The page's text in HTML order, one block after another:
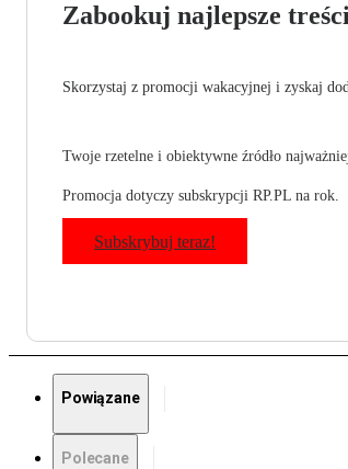
Zabookuj najlepsze
Skorzystaj z promocji wakacyjnej i zyskaj
Twoje rzetelne i obiektywne źródło
Promocja dotyczy subskrypcji RP.PL na rok.
Subskrybuj teraz!
Powiązane
Polecane